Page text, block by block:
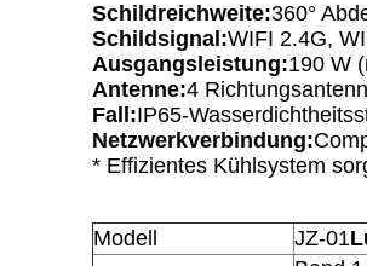
Schildreichweite:360°
Schildsignal:WIFI 2.4G,
Ausgangsleistung:190 W
Antenne:4
Fall:IP65-
Netzwerkverbindung:
* Effizientes Kühlsystem
Modell JZ-01